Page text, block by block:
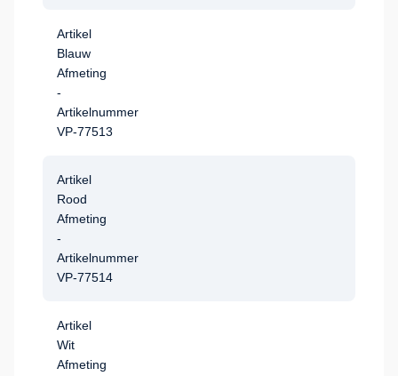
Artikel
Blauw
Afmeting
-
Artikelnummer
VP-77513
Artikel
Rood
Afmeting
-
Artikelnummer
VP-77514
Artikel
Wit
Afmeting